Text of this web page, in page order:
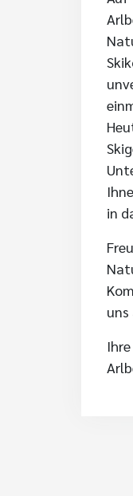
in
uns
Ihre